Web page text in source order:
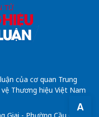
A
của cơ quan Trung
Thương hiệu Việt Nam